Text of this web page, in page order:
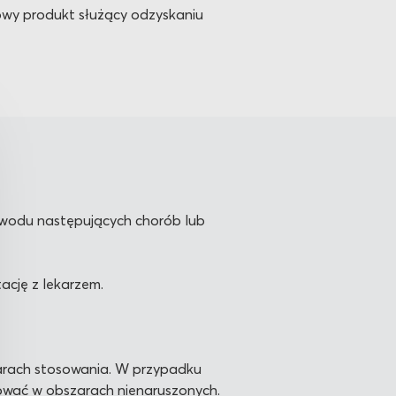
produkt służący odzyskaniu
następujących chorób lub
z lekarzem.
stosowania. W przypadku
w obszarach nienaruszonych.